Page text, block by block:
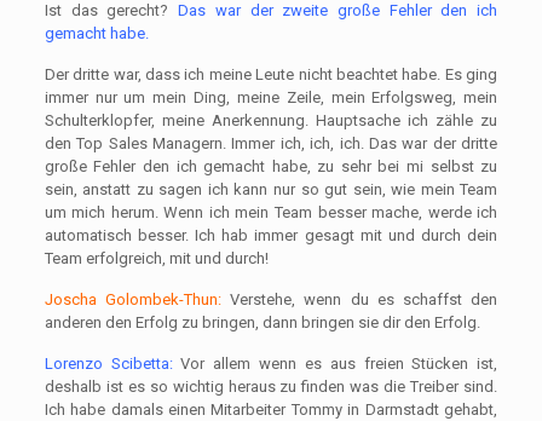
Ist das gerecht?Das war der zweite große Fehler den ich
gemacht habe.
Der dritte war, dass ich meine Leute nicht beachtet habe. Es ging
immer nur um mein Ding, meine Zeile, mein Erfolgsweg, mein
Schulterklopfer, meine Anerkennung. Hauptsache ich zähle zu
den Top Sales Managern. Immer ich, ich, ich. Das war der dritte
große Fehler den ich gemacht habe, zu sehr bei mi selbst zu
sein, anstatt zu sagen ich kann nur so gut sein, wie mein Team
um mich herum. Wenn ich mein Team besser mache, werde ich
automatisch besser. Ich hab immer gesagt mit und durch dein
Team erfolgreich, mit und durch!
Joscha Golombek-Thun: Verstehe, wenn du es schaffst den
anderen den Erfolg zu bringen, dann bringen sie dir den Erfolg.
Lorenzo Scibetta:Vor allem wenn es aus freien Stücken ist,
deshalb ist es so wichtig heraus zu finden was die Treiber sind.
Ich habe damals einen Mitarbeiter Tommy in Darmstadt gehabt,